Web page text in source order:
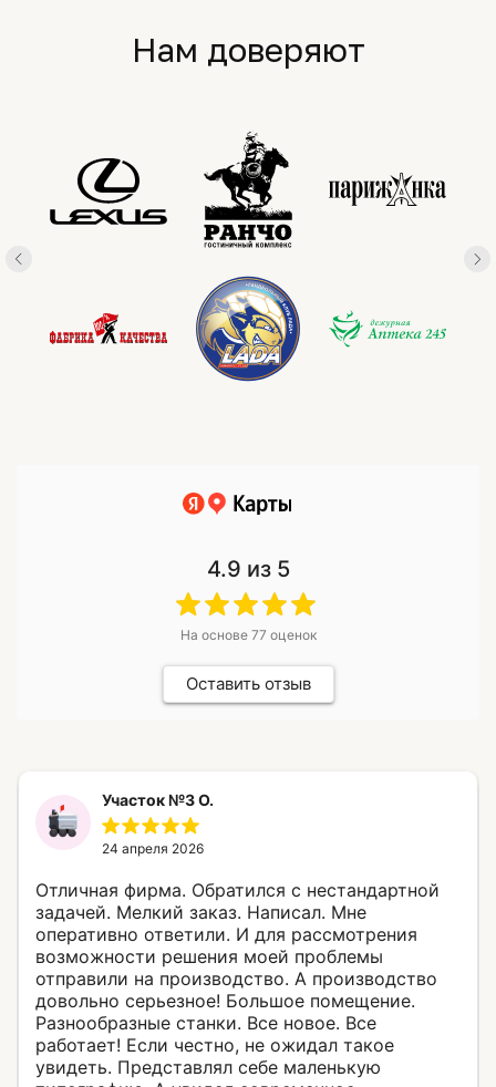
Нам доверяют
4.9 из 5
На основе 77 оценок
Оставить отзыв
Участок №3 О.
24 апреля 2026
Отличная фирма. Обратился с нестандартной
задачей. Мелкий заказ. Написал. Мне
оперативно ответили. И для рассмотрения
возможности решения моей проблемы
отправили на производство. А производство
довольно серьезное! Большое помещение.
Разнообразные станки. Все новое. Все
работает! Если честно, не ожидал такое
увидеть. Представлял себе маленькую